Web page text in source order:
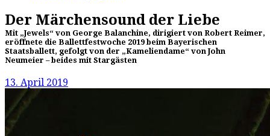
Der Märchensound der Liebe
Mit „Jewels“ von George Balanchine, dirigiert von Robert Reimer,
eröffnete die Ballettfestwoche 2019 beim Bayerischen
Staatsballett, gefolgt von der „Kameliendame“ von John
Neumeier – beides mit Stargästen
13. April 2019